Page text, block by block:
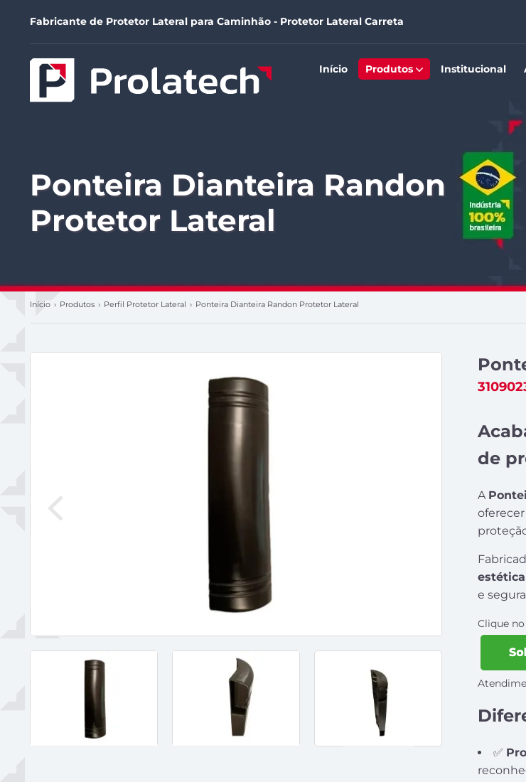
Fabricante de Protetor Lateral para Caminhão - Protetor Lateral Carreta
Início Produtos Institucional
Ponteira Dianteira Randon
Protetor Lateral
Início › Produtos › Perfil Protetor Lateral › Ponteira Dianteira Randon Protetor Lateral
de
A
oferecer
e
Clique
✅